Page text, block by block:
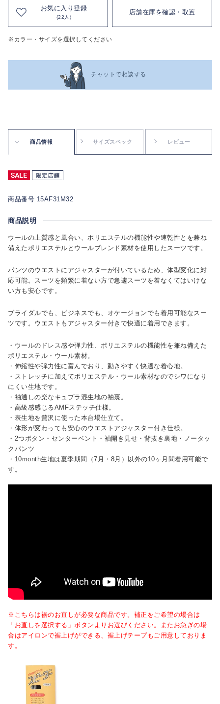
お気に入り登録
(22人)
店舗在庫を確認・取置
※カラー・サイズを選択してください
チャットで相談する
商品情報 サイズスペック レビュー
商品番号 15AF31M32
商品説明
ウールの上質感と風合い、ポリエステルの機能性や速乾性とを兼ね
備えたポリエステルとウールブレンド素材を使用したスーツです。
パンツのウエストにアジャスターが付いているため、体型変化に対
応可能。スーツを頻繁に着ない方で急遽スーツを着なくてはいけな
い方も安心です。
ブライダルでも、ビジネスでも、オケージョンでも着用可能なスー
ツです。ウエストもアジャスター付きで快適に着用できます。
・ウールのドレス感や弾力性、ポリエステルの機能性を兼ね備えた
ポリエステル・ウール素材。
・伸縮性や弾力性に富んでおり、動きやすく快適な着心地。
・ストレッチに加えてポリエステル・ウール素材なのでシワになり
にくい生地です。
・袖通しの楽なキュプラ混生地の袖裏。
・高級感感じるAMFステッチ仕様。
・表生地を贅沢に使った本台場仕立て。
・体形が変わっても安心のウエストアジャスター付き仕様。
・2つボタン・センターベント・袖開き見せ・背抜き裏地・ノータッ
クパンツ
・10month生地は夏季期間（7月・8月）以外の10ヶ月間着用可能で
す。
※こちらは裾のお直しが必要な商品です。補正をご希望の場合は
「お直しを選択する」ボタンよりお選びください。またお急ぎの場
合はアイロンで裾上げができる、裾上げテープもご用意しておりま
す。